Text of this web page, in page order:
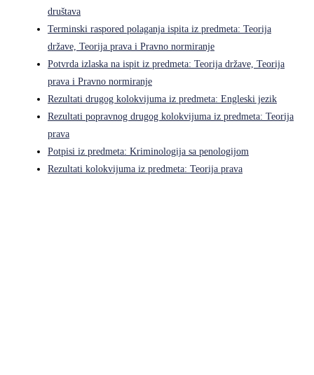
društava
Terminski raspored polaganja ispita iz predmeta: Teorija
države, Teorija prava i Pravno normiranje
Potvrda izlaska na ispit iz predmeta: Teorija države, Teorija
prava i Pravno normiranje
Rezultati drugog kolokvijuma iz predmeta: Engleski jezik
Rezultati popravnog drugog kolokvijuma iz predmeta: Teorija
prava
Potpisi iz predmeta: Kriminologija sa penologijom
Rezultati kolokvijuma iz predmeta: Teorija prava